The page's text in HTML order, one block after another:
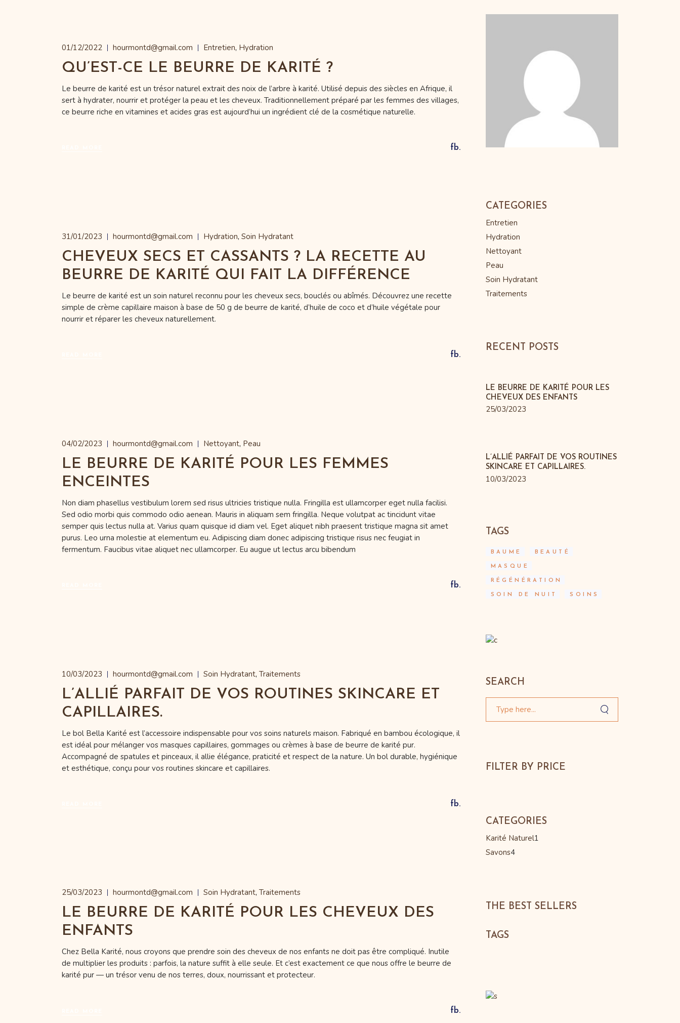
01/12/2022 hourmontd@gmail.com Entretien Hydration
QU’EST-CE LE BEURRE DE KARITÉ ?
Le beurre de karité est un trésor naturel extrait des noix de l’arbre à karité. Utilisé depuis des siècles en Afrique, il
sert à hydrater, nourrir et protéger la peau et les cheveux. Traditionnellement préparé par les femmes des villages,
ce beurre riche en vitamines et acides gras est aujourd’hui un ingrédient clé de la cosmétique naturelle.
fb.
31/01/2023 hourmontd@gmail.com Hydration Soin Hydratant
CHEVEUX SECS ET CASSANTS ? LA RECETTE AU
BEURRE DE KARITÉ QUI FAIT LA DIFFÉRENCE
Le beurre de karité est un soin naturel reconnu pour les cheveux secs, bouclés ou abîmés. Découvrez une recette
simple de crème capillaire maison à base de 50 g de beurre de karité, d’huile de coco et d’huile végétale pour
nourrir et réparer les cheveux naturellement.
fb.
04/02/2023 hourmontd@gmail.com Nettoyant Peau
LE BEURRE DE KARITÉ POUR LES FEMMES
ENCEINTES
Non diam phasellus vestibulum lorem sed risus ultricies tristique nulla. Fringilla est ullamcorper eget nulla facilisi.
Sed odio morbi quis commodo odio aenean. Mauris in aliquam sem fringilla. Neque volutpat ac tincidunt vitae
semper quis lectus nulla at. Varius quam quisque id diam vel. Eget aliquet nibh praesent tristique magna sit amet
purus. Leo urna molestie at elementum eu. Adipiscing diam donec adipiscing tristique risus nec feugiat in
fermentum. Faucibus vitae aliquet nec ullamcorper. Eu augue ut lectus arcu bibendum
fb.
10/03/2023 hourmontd@gmail.com Soin Hydratant Traitements
L’ALLIÉ PARFAIT DE VOS ROUTINES SKINCARE ET
CAPILLAIRES.
Le bol Bella Karité est l’accessoire indispensable pour vos soins naturels maison. Fabriqué en bambou écologique, il
est idéal pour mélanger vos masques capillaires, gommages ou crèmes à base de beurre de karité pur.
Accompagné de spatules et pinceaux, il allie élégance, praticité et respect de la nature. Un bol durable, hygiénique
et esthétique, conçu pour vos routines skincare et capillaires.
fb.
25/03/2023 hourmontd@gmail.com Soin Hydratant Traitements
LE BEURRE DE KARITÉ POUR LES CHEVEUX DES
ENFANTS
Chez Bella Karité, nous croyons que prendre soin des cheveux de nos enfants ne doit pas être compliqué. Inutile
de multiplier les produits : parfois, la nature suffit à elle seule. Et c’est exactement ce que nous offre le beurre de
karité pur — un trésor venu de nos terres, doux, nourrissant et protecteur.
fb.
CATEGORIES
Entretien
Hydration
Nettoyant
Peau
Soin Hydratant
Traitements
RECENT POSTS
LE BEURRE DE KARITÉ POUR LES
CHEVEUX DES ENFANTS
25/03/2023
L’ALLIÉ PARFAIT DE VOS ROUTINES
SKINCARE ET CAPILLAIRES.
10/03/2023
TAGS
BAUME BEAUTÉ
MASQUE
RÉGÉNÉRATION
SOIN DE NUIT SOINS
SEARCH
FILTER BY PRICE
CATEGORIES
Karité Naturel1
Savons4
THE BEST SELLERS
TAGS